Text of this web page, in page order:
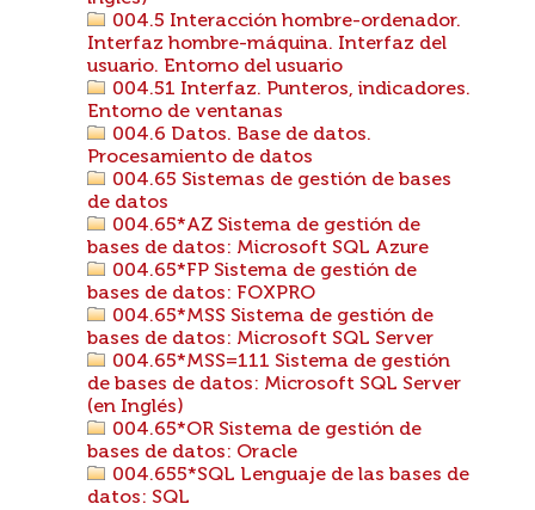
004.5 Interacción hombre-ordenador.
Interfaz hombre-máquina. Interfaz del
usuario. Entorno del usuario
004.51 Interfaz. Punteros, indicadores.
Entorno de ventanas
004.6 Datos. Base de datos.
Procesamiento de datos
004.65 Sistemas de gestión de bases
de datos
004.65*AZ Sistema de gestión de
bases de datos: Microsoft SQL Azure
004.65*FP Sistema de gestión de
bases de datos: FOXPRO
004.65*MSS Sistema de gestión de
bases de datos: Microsoft SQL Server
004.65*MSS=111 Sistema de gestión
de bases de datos: Microsoft SQL Server
(en Inglés)
004.65*OR Sistema de gestión de
bases de datos: Oracle
004.655*SQL Lenguaje de las bases de
datos: SQL